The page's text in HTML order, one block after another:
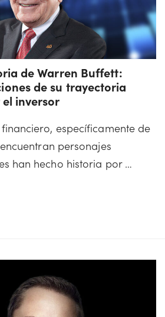
de Warren Buffett:
de su trayectoria
inversor
específicamente de
personajes
han hecho historia por …